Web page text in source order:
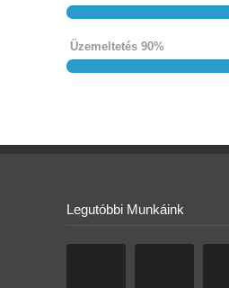
Üzemeltetés 90%
Legutóbbi Munkáink